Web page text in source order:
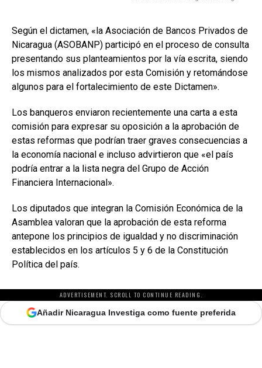
Según el dictamen, «la Asociación de Bancos Privados de
Nicaragua (ASOBANP) participó en el proceso de consulta
presentando sus planteamientos por la vía escrita, siendo
los mismos analizados por esta Comisión y retomándose
algunos para el fortalecimiento de este Dictamen».
Los banqueros enviaron recientemente una carta a esta
comisión para expresar su oposición a la aprobación de
estas reformas que podrían traer graves consecuencias a
la economía nacional e incluso advirtieron que «el país
podría entrar a la lista negra del Grupo de Acción
Financiera Internacional».
Los diputados que integran la Comisión Económica de la
Asamblea valoran que la aprobación de esta reforma
antepone los principios de igualdad y no discriminación
establecidos en los artículos 5 y 6 de la Constitución
Política del país.
ADVERTISEMENT. SCROLL TO CONTINUE READING.
Añadir Nicaragua Investiga como fuente preferida